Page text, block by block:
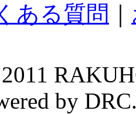
ある質問 ｜
by